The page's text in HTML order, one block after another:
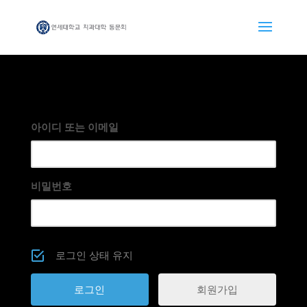
아이디 또는 이메일
비밀번호
로그인 상태 유지
회원가입